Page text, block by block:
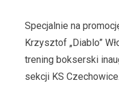
Specjalnie na
Krzysztof „Diablo”
trening bokserski
sekcji KS Czechowice.